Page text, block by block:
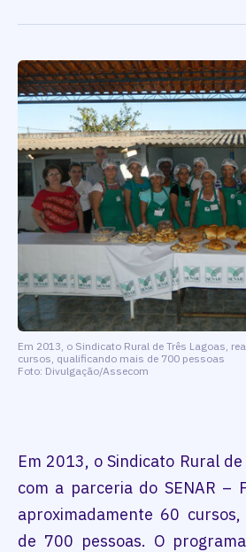
Em 2013, o Sindicato Rural de Três Lagoas,
cursos, qualificando mais de 700 pessoas
Foto: Divulgação/Assecom
Em 2013, o Sindicato Rural
com a parceria do SENAR –
aproximadamente 60
de 700 pessoas. O